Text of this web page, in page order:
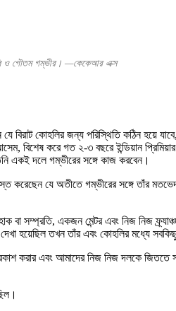
ও গৌতম গম্ভীর। —কেকেআর এক্স
কোহলির জন্য পরিস্থিতি কঠিন হয়ে
বিশেষ করে গত ২-৩ বছরে ইন্ডিয়ান
একই দলে গম্ভীরের সঙ্গে কাজ করবেন।
করেছেন যে অতীতে গম্ভীরের সঙ্গে তাঁর
সম্প্রতি, একজন মেন্টর এবং নিজ নিজ
হয়েছিল তখন তাঁর এবং কোহলির মধ্যে
করার এবং আমাদের নিজ নিজ দলকে